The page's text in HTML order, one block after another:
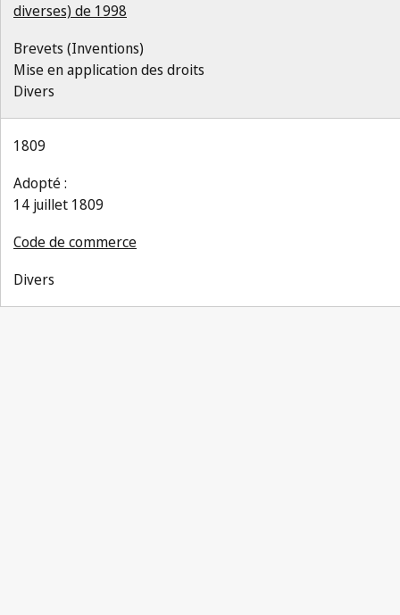
diverses) de 1998
Brevets (Inventions)
Mise en application des droits
Divers
1809
Adopté :
14 juillet 1809
Code de commerce
Divers